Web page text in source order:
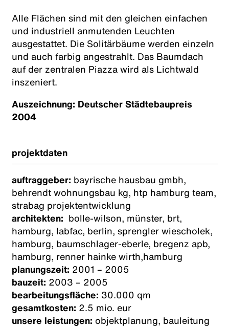
Alle Flächen sind mit den gleichen einfachen
und industriell anmutenden Leuchten
ausgestattet. Die Solitärbäume werden einzeln
und auch farbig angestrahlt. Das Baumdach
auf der zentralen Piazza wird als Lichtwald
inszeniert.
Auszeichnung: Deutscher Städtebaupreis
2004
projektdaten
auftraggeber: bayrische hausbau gmbh,
behrendt wohnungsbau kg, htp hamburg team,
strabag projektentwicklung
architekten: bolle-wilson, münster, brt,
hamburg, labfac, berlin, sprengler wiescholek,
hamburg, baumschlager-eberle, bregenz apb,
hamburg, renner hainke wirth,hamburg
planungszeit: 2001 – 2005
bauzeit: 2003 – 2005
bearbeitungsfläche: 30.000 qm
gesamtkosten: 2.5 mio. eur
unsere leistungen: objektplanung, bauleitung